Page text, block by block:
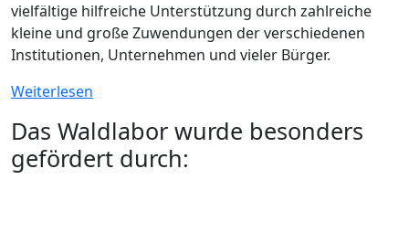
vielfältige hilfreiche Unterstützung durch zahlreiche
kleine und große Zuwendungen der verschiedenen
Institutionen, Unternehmen und vieler Bürger.
Weiterlesen
Das Waldlabor wurde besonders
gefördert durch: